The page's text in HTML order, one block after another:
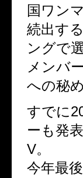
国ワン
続出す
ングで
メンバ
への秘
すでに
ーも発
V。
今年最